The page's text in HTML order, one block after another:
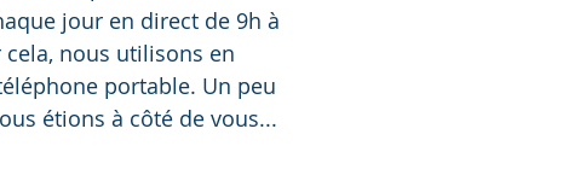
jour en direct de 9h à
cela, nous utilisons en
portable. Un peu
étions à côté de vous...